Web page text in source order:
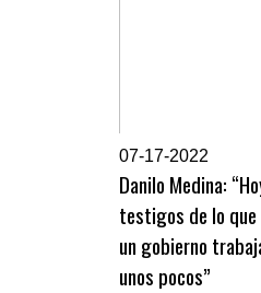
07-17-2022
Danilo Medina:
testigos de lo que
un gobierno
unos pocos”